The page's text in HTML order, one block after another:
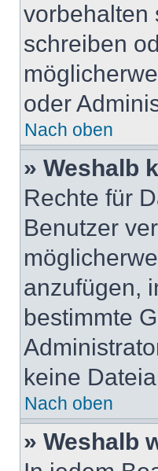
vorbehalten
schreiben
oder
Nach oben
» Weshalb
Rechte für
Benutzer
anzufügen,
bestimmte
keine
Nach oben
» Weshalb